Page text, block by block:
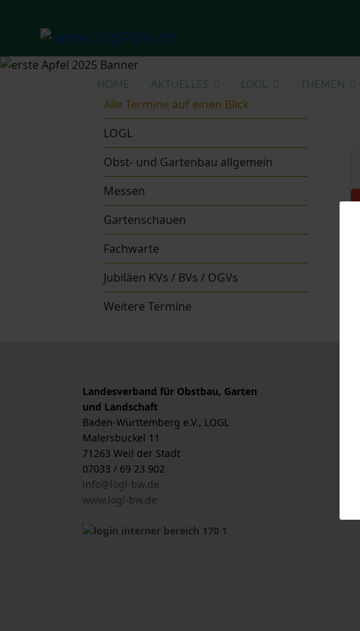
HOME AKTUELLES LOGL THEMEN
Alle Termine auf einen Blick
LOGL
Obst- und Gartenbau allgemein
Messen
Gartenschauen
Fachwarte
Jubiläen KVs / BVs / OGVs
Weitere Termine
Landesverband für Obstbau, Garten
und Landschaft
Baden-Württemberg e.V., LOGL
Malersbuckel 11
71263 Weil der Stadt
07033 / 69 23 902
info@logl-bw.de
www.logl-bw.de